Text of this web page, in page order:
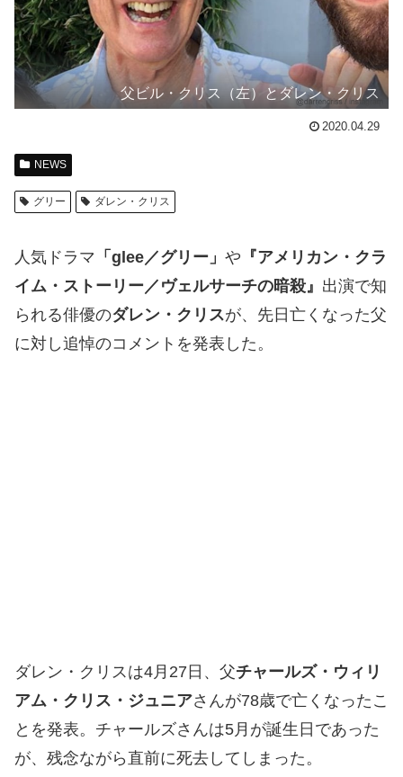
父ビル・クリス（左）とダレン・クリス
2020.04.29
NEWS
グリー ダレン・クリス
人気ドラマ 「glee／グリー」 や 『アメリカン・クラ
イム・ストーリー／ヴェルサーチの暗殺』 出演で知
られる俳優のダレン・クリスが、先日亡くなった父
に対し追悼のコメントを発表した。
ダレン・クリスは4月27日、父チャールズ・ウィリ
アム・クリス・ジュニアさんが78歳で亡くなったこ
とを発表。チャールズさんは5月が誕生日であった
が、残念ながら直前に死去してしまった。